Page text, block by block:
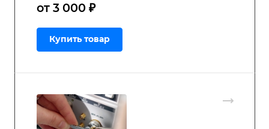
от 3 000 ₽
Купить товар